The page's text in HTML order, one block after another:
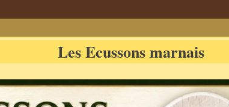
Les Ecussons marnais